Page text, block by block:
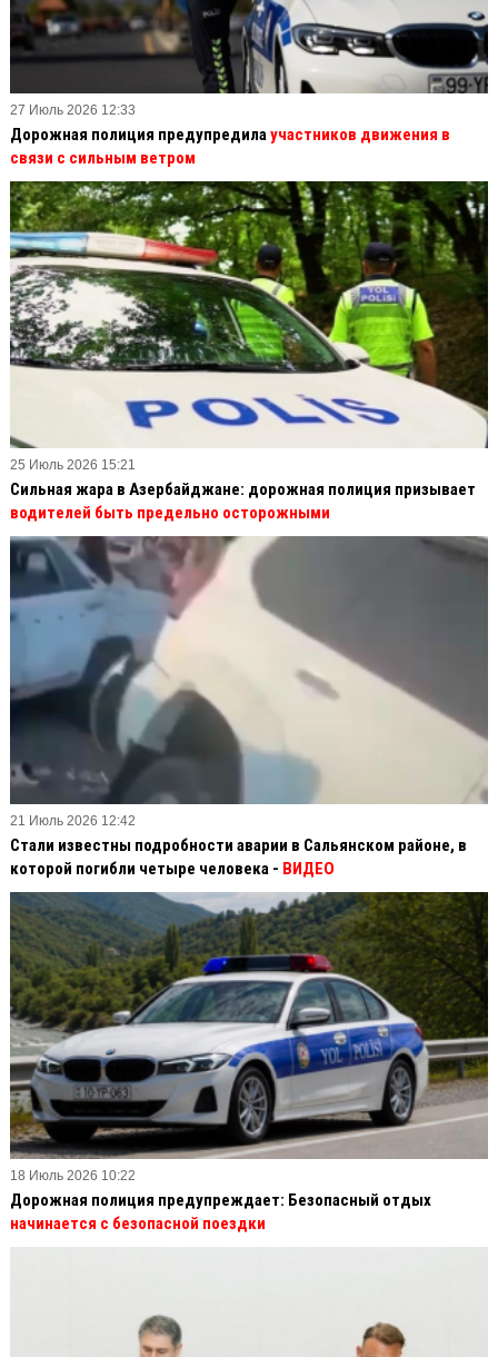
27 Июль 2026 12:33
Дорожная полиция предупредилаучастников движения в
связи с сильным ветром
25 Июль 2026 15:21
Сильная жара в Азербайджане: дорожная полиция призывает
водителей быть предельно осторожными
21 Июль 2026 12:42
Стали известны подробности аварии в Сальянском районе, в
которой погибли четыре человека - ВИДЕО
18 Июль 2026 10:22
Дорожная полиция предупреждает: Безопасный отдых
начинается с безопасной поездки